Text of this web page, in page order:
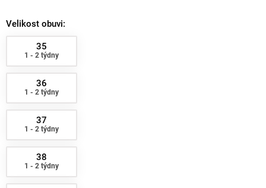
Velikost obuvi:
35
1 - 2 týdny
36
1 - 2 týdny
37
1 - 2 týdny
38
1 - 2 týdny